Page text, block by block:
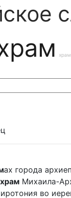
ах города
храм Михаила-
во